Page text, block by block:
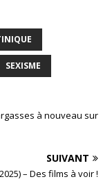
SEXISME
à nouveau sur
SUIVANT
– Des films à voir !